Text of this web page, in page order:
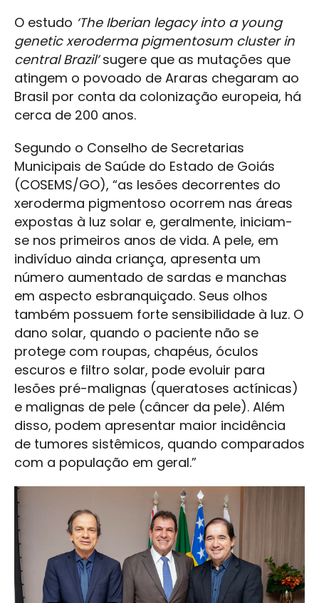
O estudo ‘The Iberian legacy into a young
genetic xeroderma pigmentosum cluster in
central Brazil’sugere que as mutações que
atingem o povoado de Araras chegaram ao
Brasil por conta da colonização europeia, há
cerca de 200 anos.
Segundo o Conselho de Secretarias
Municipais de Saúde do Estado de Goiás
(COSEMS/GO), “as lesões decorrentes do
xeroderma pigmentoso ocorrem nas áreas
expostas à luz solar e, geralmente, iniciam-
se nos primeiros anos de vida. A pele, em
indivíduo ainda criança, apresenta um
número aumentado de sardas e manchas
em aspecto esbranquiçado. Seus olhos
também possuem forte sensibilidade à luz. O
dano solar, quando o paciente não se
protege com roupas, chapéus, óculos
escuros e filtro solar, pode evoluir para
lesões pré-malignas (queratoses actínicas)
e malignas de pele (câncer da pele). Além
disso, podem apresentar maior incidência
de tumores sistêmicos, quando comparados
com a população em geral.”